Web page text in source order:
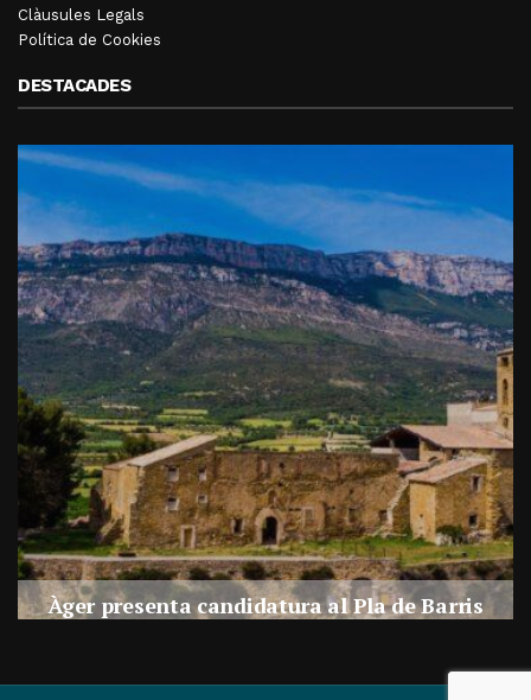
Clàusules Legals
Política de Cookies
DESTACADES
Àger presenta candidatura al Pla de Barris